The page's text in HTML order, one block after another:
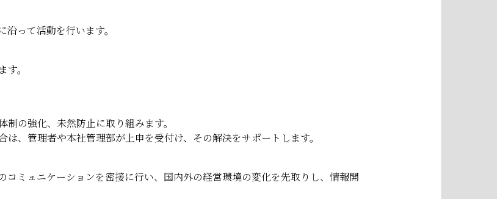
って活動を行います。
。
の強化、未然防止に取り組みます。
、管理者や本社管理部が上申を受付け、その解決をサポートします。
ミュニケーションを密接に行い、国内外の経営環境の変化を先取りし、情報開